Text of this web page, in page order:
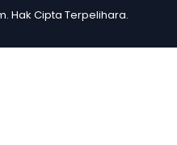
Hak Cipta Terpelihara.